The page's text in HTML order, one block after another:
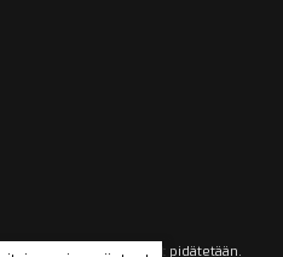
Oy. Kaikki oikeudet pidätetään.